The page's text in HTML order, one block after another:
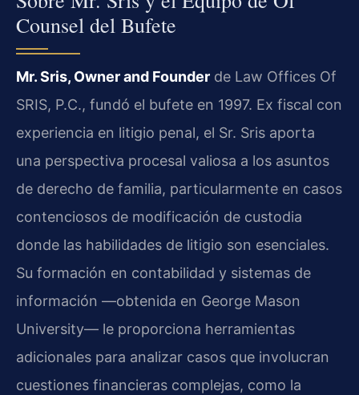
Counsel del Bufete
Mr. Sris, Owner and Founder de Law Offices Of
SRIS, P.C., fundó el bufete en 1997. Ex fiscal con
experiencia en litigio penal, el Sr. Sris aporta
una perspectiva procesal valiosa a los asuntos
de derecho de familia, particularmente en casos
contenciosos de modificación de custodia
donde las habilidades de litigio son esenciales.
Su formación en contabilidad y sistemas de
información —obtenida en George Mason
University— le proporciona herramientas
adicionales para analizar casos que involucran
cuestiones financieras complejas, como la